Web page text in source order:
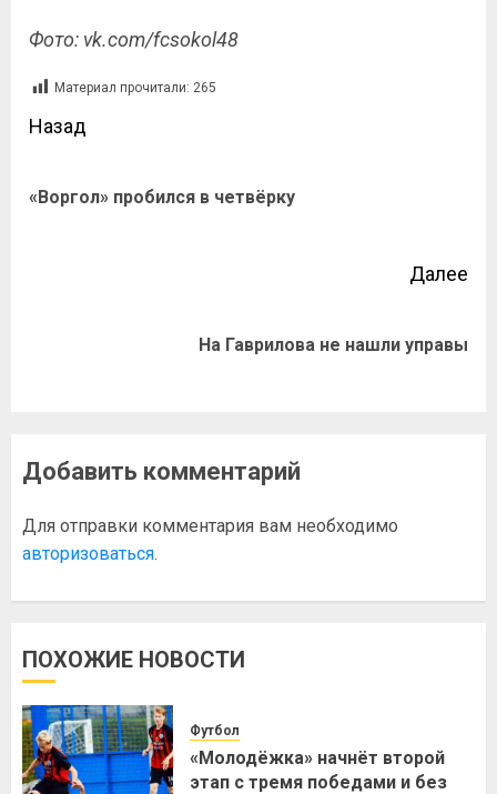
Фото: vk.com/fcsokol48
Материал прочитали: 265
Назад
«Воргол» пробился в четвёрку
Далее
На Гаврилова не нашли управы
Добавить комментарий
Для отправки комментария вам необходимо
авторизоваться.
ПОХОЖИЕ НОВОСТИ
Футбол
«Молодёжка» начнёт второй
этап с тремя победами и без